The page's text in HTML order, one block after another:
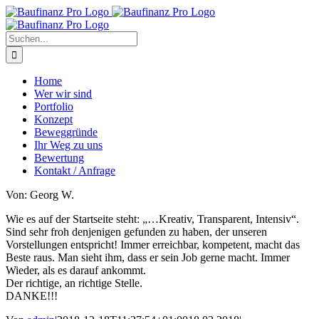
Zum
Inhalt
springen
Suche
nach:
Home
Wer wir sind
Portfolio
Konzept
Beweggründe
Ihr Weg zu uns
Bewertung
Kontakt / Anfrage
Von: Georg W.
Wie es auf der Startseite steht: „…Kreativ, Transparent, Intensiv“.
Sind sehr froh denjenigen gefunden zu haben, der unseren
Vorstellungen entspricht! Immer erreichbar, kompetent, macht das
Beste raus. Man sieht ihm, dass er sein Job gerne macht. Immer
Wieder, als es darauf ankommt.
Der richtige, an richtige Stelle.
DANKE!!!